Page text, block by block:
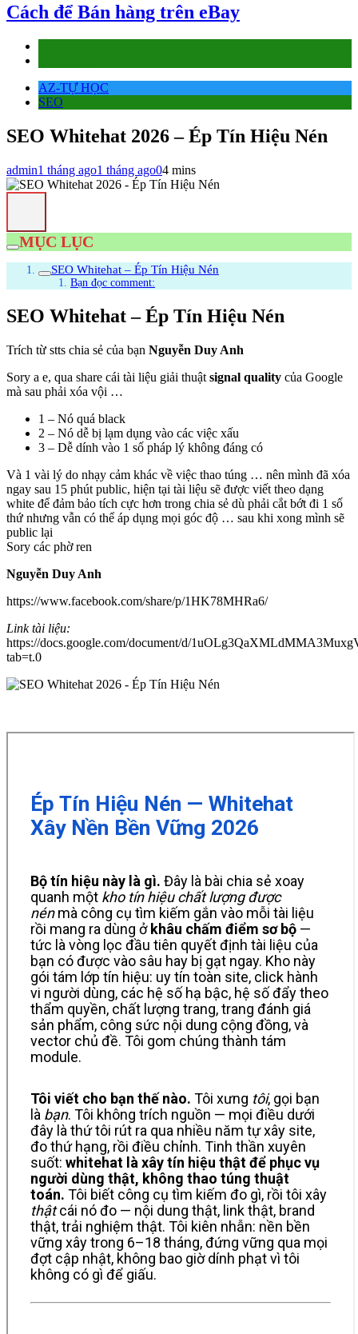
Cách để Bán hàng trên eBay
AZ-TỰ HỌC
SEO
SEO Whitehat 2026 – Ép Tín Hiệu Nén
admin1 tháng ago1 tháng ago04 mins
MỤC LỤC
SEO Whitehat – Ép Tín Hiệu Nén
Bạn đọc comment:
SEO Whitehat – Ép Tín Hiệu Nén
Trích từ stts chia sẻ của bạn Nguyễn Duy Anh
Sory a e, qua share cái tài liệu giải thuật signal quality của Google
mà sau phải xóa vội …
1 – Nó quá black
2 – Nó dễ bị lạm dụng vào các việc xấu
3 – Dễ dính vào 1 số pháp lý không đáng có
Và 1 vài lý do nhạy cảm khác về việc thao túng … nên mình đã xóa
ngay sau 15 phút public, hiện tại tài liệu sẽ được viết theo dạng
white để đảm bảo tích cực hơn trong chia sẻ dù phải cắt bớt đi 1 số
thứ nhưng vẫn có thể áp dụng mọi góc độ … sau khi xong mình sẽ
public lại
Sory các phờ ren
Nguyễn Duy Anh
https://www.facebook.com/share/p/1HK78MHRa6/
Link tài liệu:
https://docs.google.com/document/d/
tab=t.0